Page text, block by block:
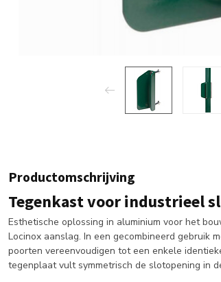
Productomschrijving
Tegenkast voor industrieel
Esthetische oplossing in aluminium voor het
Locinox aanslag. In een gecombineerd gebruik
poorten vereenvoudigen tot een enkele
tegenplaat vult symmetrisch de slotopening in